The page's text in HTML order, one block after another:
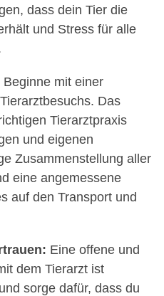
dass dein Tier die
und Stress für alle
Beginne mit einer
Das
Tierarztpraxis
und eigenen
Zusammenstellung aller
eine angemessene
auf den Transport und
Eine offene und
dem Tierarzt ist
sorge dafür, dass du